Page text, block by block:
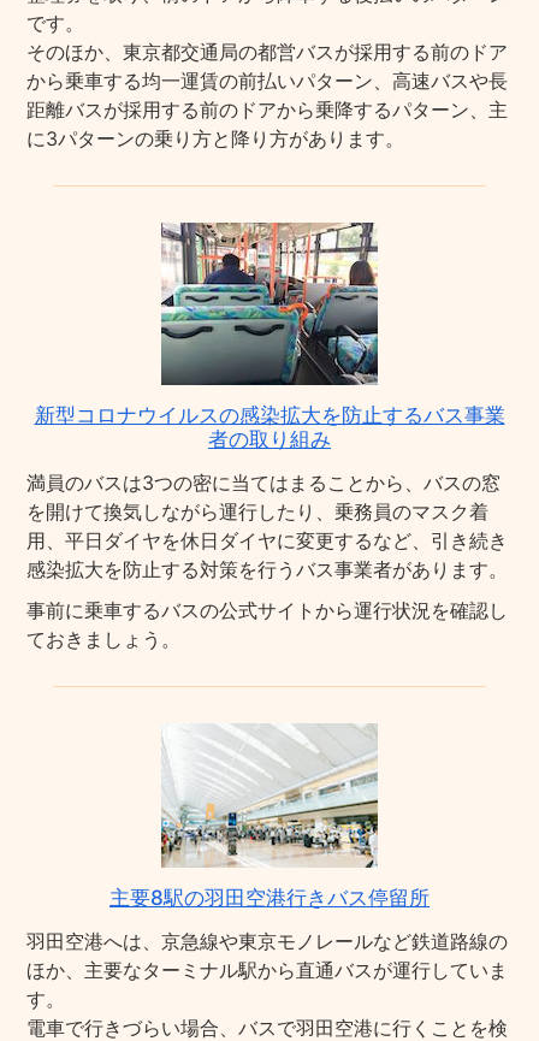
です。
そのほか、東京都交通局の都営バスが採用する前のドア
から乗車する均一運賃の前払いパターン、高速バスや長
距離バスが採用する前のドアから乗降するパターン、主
に3パターンの乗り方と降り方があります。
新型コロナウイルスの感染拡大を防止するバス事業
者の取り組み
満員のバスは3つの密に当てはまることから、バスの窓
を開けて換気しながら運行したり、乗務員のマスク着
用、平日ダイヤを休日ダイヤに変更するなど、引き続き
感染拡大を防止する対策を行うバス事業者があります。
事前に乗車するバスの公式サイトから運行状況を確認し
ておきましょう。
主要8駅の羽田空港行きバス停留所
羽田空港へは、京急線や東京モノレールなど鉄道路線の
ほか、主要なターミナル駅から直通バスが運行していま
す。
電車で行きづらい場合、バスで羽田空港に行くことを検